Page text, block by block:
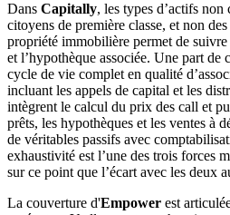
Dans Capitally, les types d’actifs
citoyens de première classe, et non
propriété immobilière permet de
et l’hypothèque associée. Une part de
cycle de vie complet en qualité
incluant les appels de capital et les
intègrent le calcul du prix des call et
prêts, les hypothèques et les ventes à
de véritables passifs avec
exhaustivité est l’une des trois forces
sur ce point que l’écart avec les deux
La couverture d'Empower est